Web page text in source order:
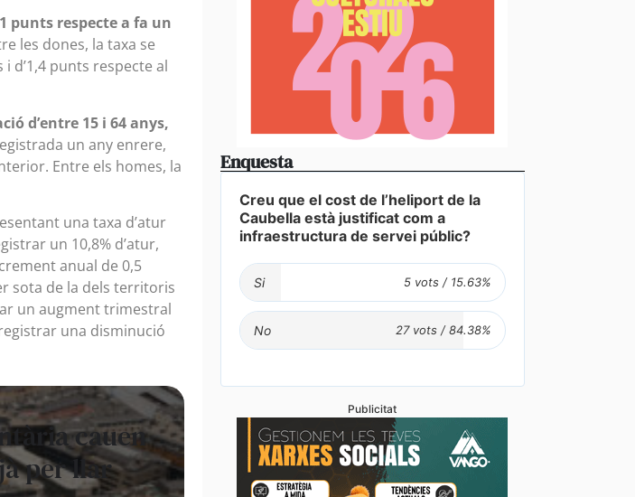
punts respecte a fa un
les dones, la taxa se
d’1,4 punts respecte al
d’entre 15 i 64 anys,
un any enrere,
Entre els homes, la
una taxa d’atur
un 10,8% d’atur,
anual de 0,5
sota de la dels territoris
un augment trimestral
una disminució
cauen
per llar
Enquesta
Creu que el cost de l’heliport de la
Caubella està justificat com a
infraestructura de servei públic?
Si
No
Publicitat